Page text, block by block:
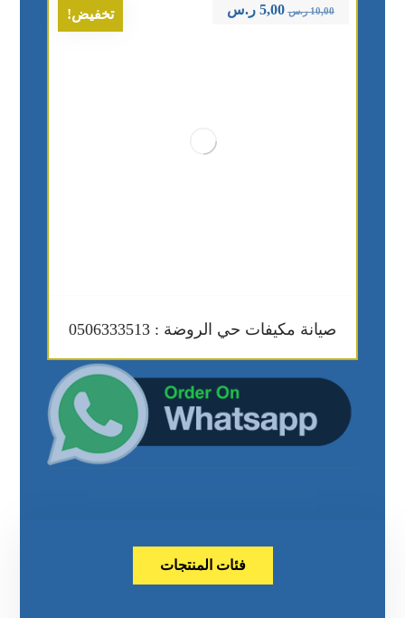
تخفيض!
صيانة مكيفات حي الروضة : 0506333513
10,00 ر.س 5,00 ر.س
فئات المنتجات